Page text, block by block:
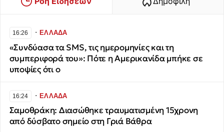
16:26 ∙ΕΛΛΑΔΑ
«Συνδύασα τα SMS, τις ημερομηνίες και τη
συμπεριφορά του»: Πότε η Αμερικανίδα μπήκε σε
υποψίες ότι ο
16:24 ∙ΕΛΛΑΔΑ
Σαμοθράκη: Διασώθηκε τραυματισμένη 15χρονη
από δύσβατο σημείο στη Γριά Βάθρα